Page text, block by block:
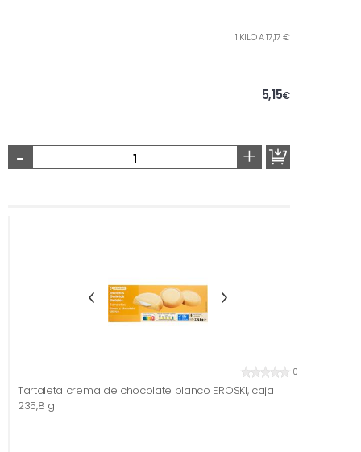
1 KILO A 17,17 €
5,15€
- +
0
Tartaleta crema de chocolate blanco EROSKI, caja
235,8 g